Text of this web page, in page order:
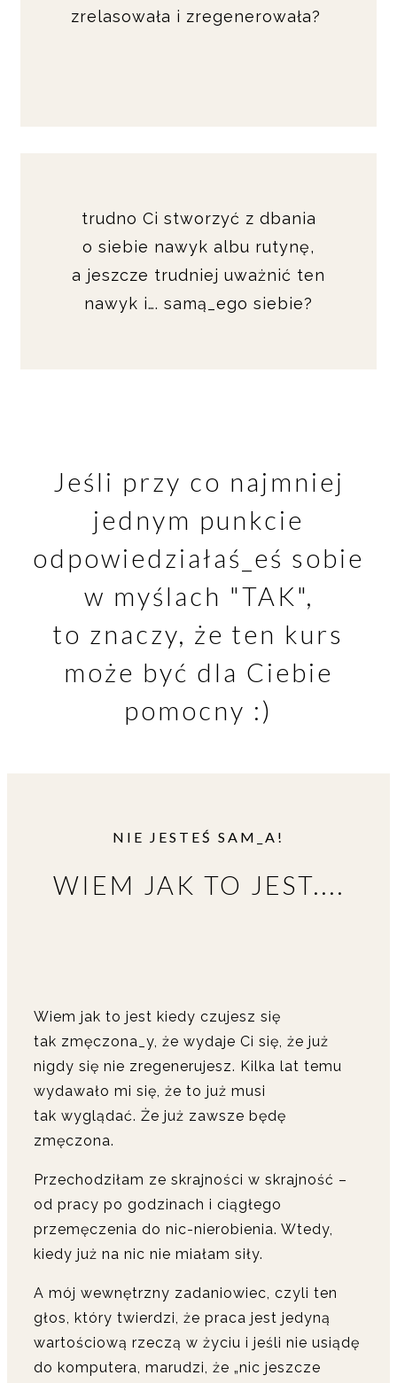
zrelasowała i zregenerowała?
trudno Ci stworzyć z dbania
o siebie nawyk albu rutynę,
a jeszcze trudniej uważnić ten
nawyk i…. samą_ego siebie?
Jeśli przy co najmniej
jednym punkcie
odpowiedziałaś_eś sobie
w myślach "TAK",
to znaczy, że ten kurs
może być dla Ciebie
pomocny :)
NIE JESTEŚ SAM_A!
WIEM JAK TO JEST....
Wiem jak to jest kiedy czujesz się
tak zmęczona_y, że wydaje Ci się, że już
nigdy się nie zregenerujesz. Kilka lat temu
wydawało mi się, że to już musi
tak wyglądać. Że już zawsze będę
zmęczona.
Przechodziłam ze skrajności w skrajność –
od pracy po godzinach i ciągłego
przemęczenia do nic-nierobienia. Wtedy,
kiedy już na nic nie miałam siły.
A mój wewnętrzny zadaniowiec, czyli ten
głos, który twierdzi, że praca jest jedyną
wartościową rzeczą w życiu i jeśli nie usiądę
do komputera, marudzi, że „nic jeszcze